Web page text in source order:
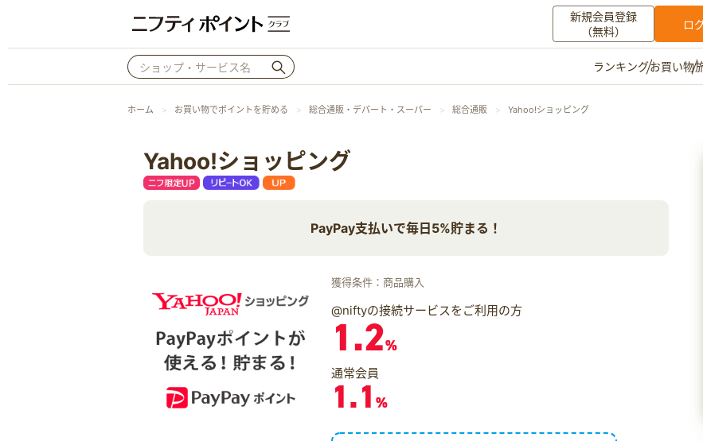
新規会員登録
（無料）
ロ
お知らせ
ランキングお買い物
ホーム お買い物でポイントを貯める 総合通販・デパート・スーパー 総合通販 Yahoo!ショッピング
Yahoo!ショッピング
PayPay支払いで毎日5%貯まる！
獲得条件：商品購入
@niftyの接続サービスをご利用の方
1.2%
通常会員
1.1 %